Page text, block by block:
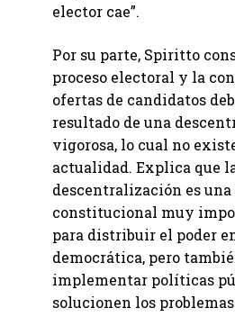
elector cae”.
Por su parte, Spiritto
proceso electoral y la
ofertas de candidatos
resultado de una
vigorosa, lo cual no
actualidad. Explica que
descentralización es
constitucional muy
para distribuir el poder
democrática, pero
implementar políticas
solucionen los